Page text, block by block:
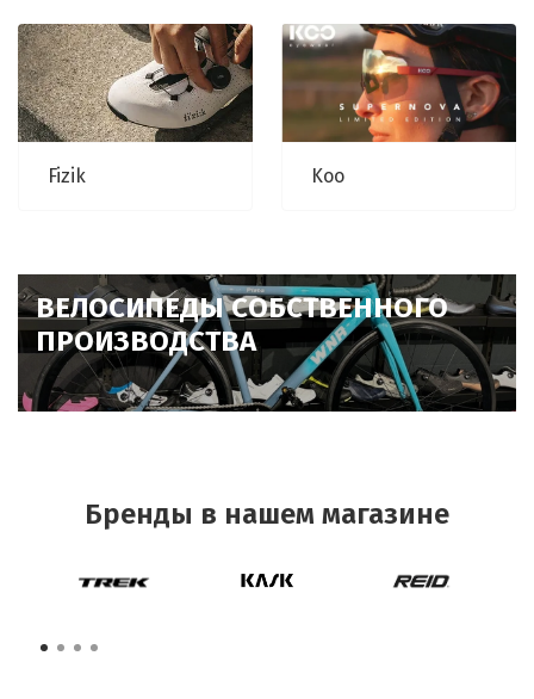
Fizik Koo
ВЕЛОСИПЕДЫ СОБСТВЕННОГО
ПРОИЗВОДСТВА
Бренды в нашем магазине